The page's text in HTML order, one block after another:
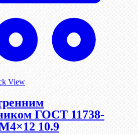
View
ГОСТ 11738-
10.9